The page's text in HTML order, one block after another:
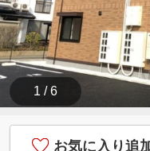
1 / 6
お気に入り追